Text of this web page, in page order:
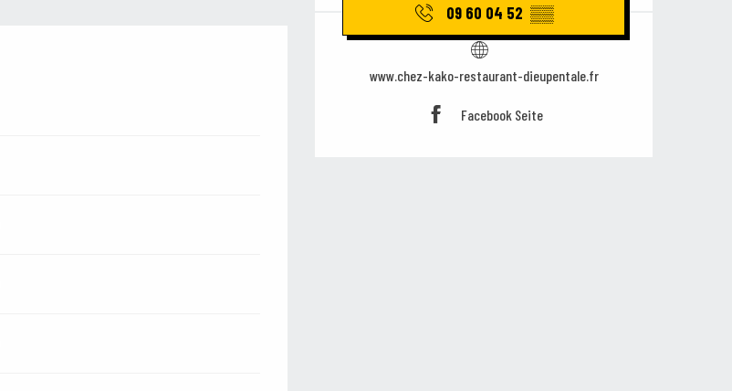
09 60 04 52 ▒▒
www.chez-kako-restaurant-dieupentale.fr
Facebook Seite